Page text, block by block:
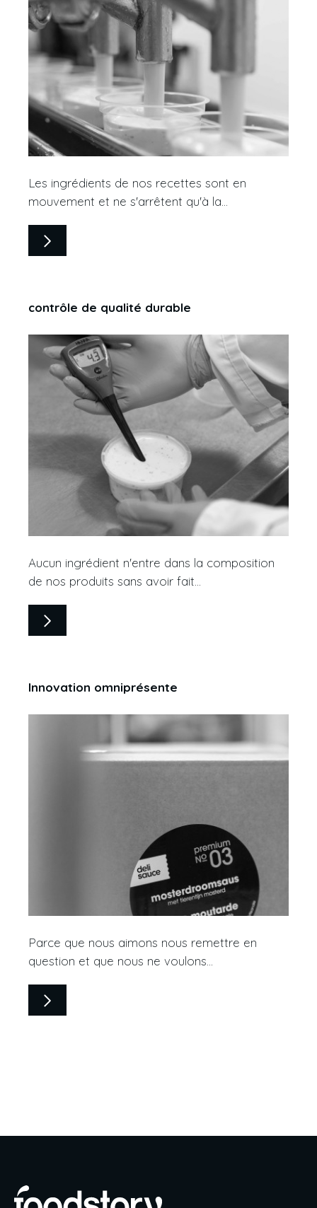
Les ingrédients de nos recettes sont en
mouvement et ne s'arrêtent qu'à la...
contrôle de qualité durable
Aucun ingrédient n'entre dans la composition
de nos produits sans avoir fait...
Innovation omniprésente
Parce que nous aimons nous remettre en
question et que nous ne voulons...